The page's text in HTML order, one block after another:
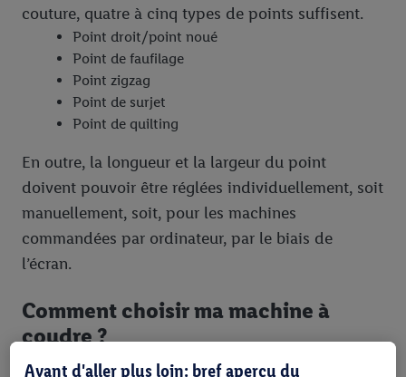
couture, quatre à cinq types de points suffisent.
Point droit/point noué
Point de faufilage
Point zigzag
Point de surjet
Point de quilting
En outre, la longueur et la largeur du point
doivent pouvoir être réglées individuellement, soit
manuellement, soit, pour les machines
commandées par ordinateur, par le biais de
l’écran.
Comment choisir ma machine à
coudre ?
Avant d'aller plus loin: bref aperçu du